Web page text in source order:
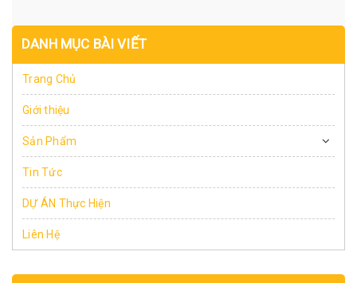
DANH MỤC BÀI VIẾT
Trang Chủ
Giới thiệu
Sản Phẩm
Tin Tức
DỰ ÁN Thực Hiện
Liên Hệ